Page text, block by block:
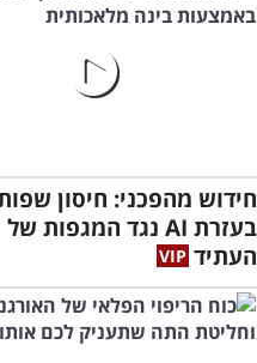
חידוש מהפכני: חיסון
בעזרת AI נגד המגפות של
העתיד